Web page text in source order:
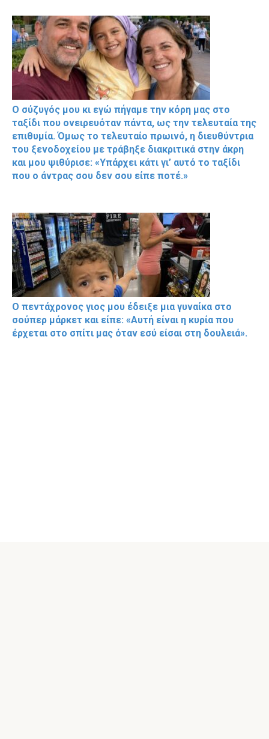
Ο σύζυγός μου κι εγώ πήγαμε την κόρη μας στο
ταξίδι που ονειρευόταν πάντα, ως την τελευταία της
επιθυμία. Όμως το τελευταίο πρωινό, η διευθύντρια
του ξενοδοχείου με τράβηξε διακριτικά στην άκρη
και μου ψιθύρισε: «Υπάρχει κάτι γι’ αυτό το ταξίδι
που ο άντρας σου δεν σου είπε ποτέ.»
Ο πεντάχρονος γιος μου έδειξε μια γυναίκα στο
σούπερ μάρκετ και είπε: «Αυτή είναι η κυρία που
έρχεται στο σπίτι μας όταν εσύ είσαι στη δουλειά».